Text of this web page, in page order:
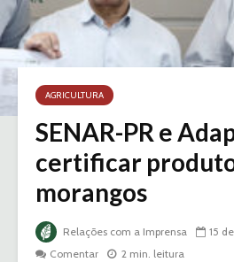
AGRICULTURA
SENAR-PR e
certificar
morangos
Relações com a Imprensa
15
Comentar
2 min. leitura